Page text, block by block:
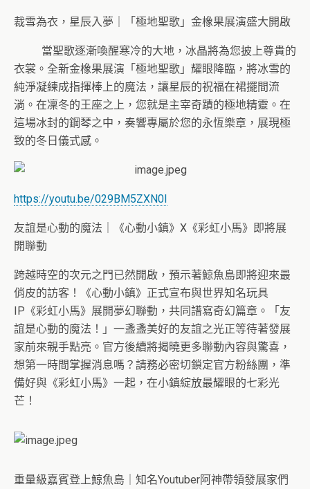
裁雪為衣，星辰入夢｜「極地聖歌」金橡果展演盛大開啟
當聖歌逐漸喚醒寒冷的大地，冰晶將為您披上尊貴的
衣裳。 全新金橡果展演「極地聖歌」耀眼降臨， 將冰雪的
純淨凝練成指揮棒上的魔法，讓星辰的祝福在裙擺間流
淌。 在凜冬的王座之上，您就是主宰奇蹟的極地精靈。 在
這場冰封的鋼琴之中，奏響專屬於您的永恆樂章， 展現極
致的冬日儀式感。
https://youtu.be/029BM5ZXN0I
友誼是心動的魔法｜《心動小鎮》X《彩虹小馬》即將展
開聯動
跨越時空的次元之門已然開啟， 預示著鯨魚島即將迎來最
俏皮的訪客！《心動小鎮》 正式宣布與世界知名玩具
IP《彩虹小馬》展開夢幻聯動， 共同譜寫奇幻篇章。「友
誼是心動的魔法！」 一盞盞美好的友誼之光正等待著發展
家前來親手點亮。 官方後續將揭曉更多聯動內容與驚喜，
想第一時間掌握消息嗎？ 請務必密切鎖定官方粉絲團，準
備好與《彩虹小馬》一起， 在小鎮綻放最耀眼的七彩光
芒！
重量級嘉賓登上鯨魚島｜ 知名Youtuber阿神帶領發展家們